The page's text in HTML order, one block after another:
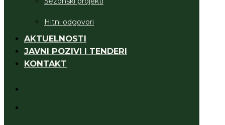
Hitni odgovori
AKTUELNOSTI
JAVNI POZIVI I TENDERI
KONTAKT